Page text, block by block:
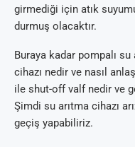
girmediği için atık
durmuş olacaktır.
Buraya kadar pompalı su
cihazı nedir ve nasıl
ile shut-off valf nedir ve
Şimdi su arıtma cihazı
geçiş yapabiliriz.